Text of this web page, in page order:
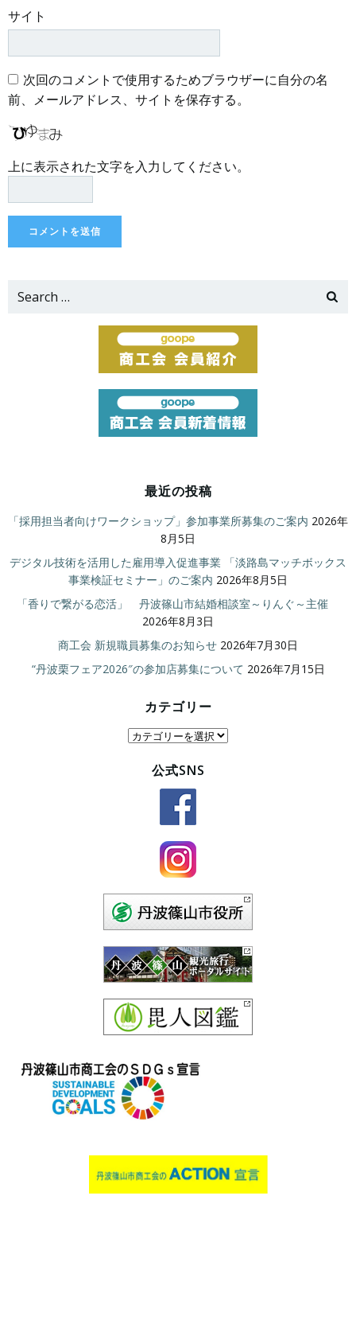
サイト
次回のコメントで使用するためブラウザーに自分の名
前、メールアドレス、サイトを保存する。
上に表示された文字を入力してください。
Search
最近の投稿
「採用担当者向けワークショップ」参加事業所募集のご案内 2026年
8月5日
デジタル技術を活用した雇用導入促進事業 「淡路島マッチボックス
事業検証セミナー」のご案内 2026年8月5日
「香りで繋がる恋活」 丹波篠山市結婚相談室～りんぐ～主催
2026年8月3日
商工会 新規職員募集のお知らせ 2026年7月30日
“丹波栗フェア2026″の参加店募集について 2026年7月15日
カテゴリー
カ
公式SNS